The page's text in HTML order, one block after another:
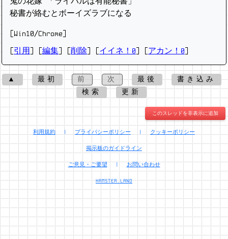
秘書が絡むとボーイズラブになる
[Win10/Chrome]
引用 編集 削除 イイネ！0 アカン！0
▲ 最初 前 次 最後
書き込み
検索
更新
このスレッドを非表示に追加
利用規約 | プライバシーポリシー | クッキーポリシー
掲示板のガイドライン
ご意見・ご要望 | お問い合わせ
HAMSTER.LAND